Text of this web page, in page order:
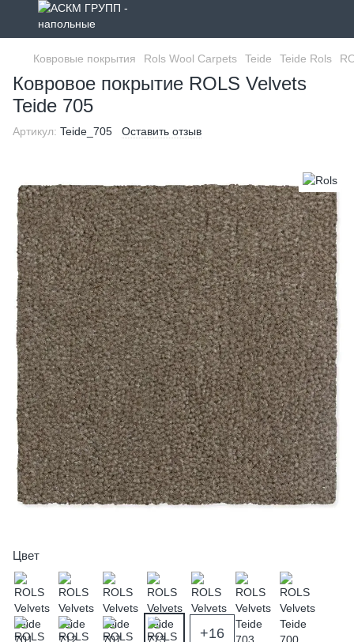
Ковровые покрытия Rols Wool Carpets Teide Teide Rols
Ковровое покрытие ROLS Velvets
Teide 705
Артикул: Teide_705 Оставить отзыв
Цвет
+16